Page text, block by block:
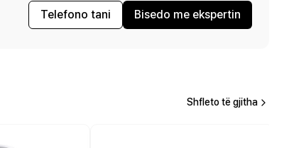
Telefono tani Bisedo me ekspertin
Shfleto të gjitha